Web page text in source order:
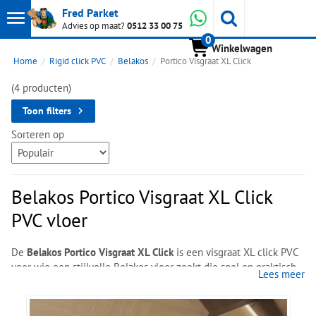
Toon
hoofdmenu
Fred Parket
Advies op maat?0512 33 00 75 Whatsapp
0
Winkelwagen
Home Rigid click PVC Belakos Portico Visgraat XL Click
(4 producten)
Toon filters
Sorteren op
Belakos Portico Visgraat XL Click
PVC vloer
De Belakos Portico Visgraat XL Click is een visgraat XL click PVC
voor wie een stijlvolle Belakos vloer zoekt die snel en praktisch
te plaatsen is. De collectie heeft een toegankelijke houtlook met
zachte kleurtinten en een rustige planktekening en combineert
dit met het comfort van waterbestendig, onderhoudsvriendelijk
Lees meer